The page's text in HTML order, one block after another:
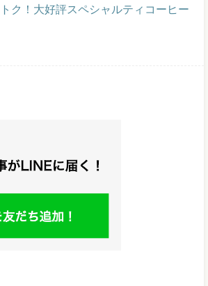
ク！大好評スペシャルティコーヒー